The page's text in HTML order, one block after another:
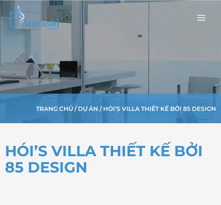
tới
nội
TRANG CHỦ / DỰ ÁN / HÓI’S VILLA THIẾT KẾ BỞI 85 DESIGN
HÓI’S VILLA THIẾT KẾ BỞI
85 DESIGN